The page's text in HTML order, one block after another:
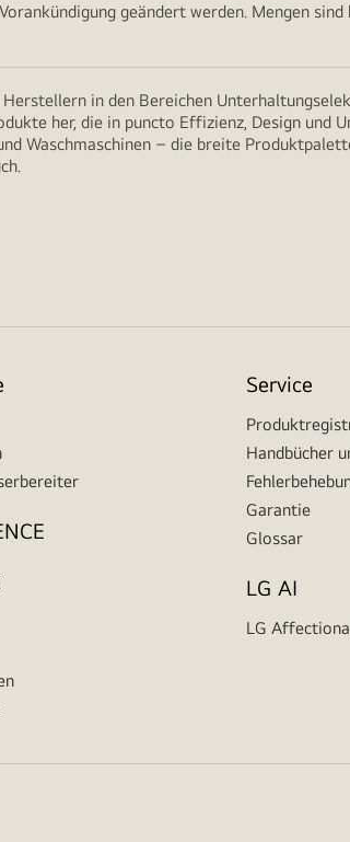
geändert werden. Mengen
in den Bereichen
her, die in puncto Effizienz, Design und
Waschmaschinen – die breite
Service
Handbücher
Garantie
Glossar
LG AI
LG